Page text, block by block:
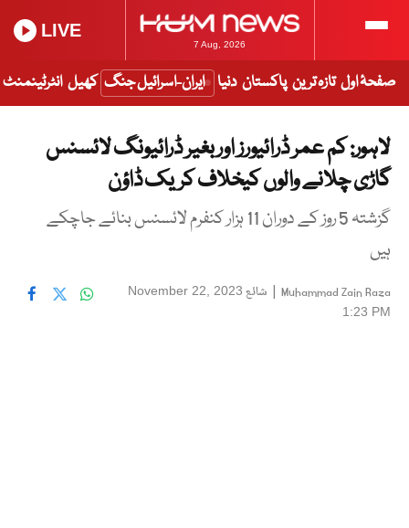
7 Aug, 2026
LIVE
صفحۂ اول تازہ ترین پاکستان دنیا ایران-اسرائیل جنگ کھیل انٹرٹینمنٹ
لاہور: کم عمر ڈرائیورز اور بغیر ڈرائیونگ لائسنس
گاڑی چلانے والوں کیخلاف کریک ڈاؤن
گزشتہ 5 روز کے دوران 11 ہزار کنفرم لائسنس بنائے جاچکے
ہیں
Muhammad Zain Raza
| شائع November 22, 2023
1:23 PM